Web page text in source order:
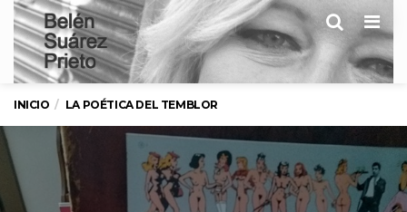
INICIO LA POÉTICA DEL TEMBLOR